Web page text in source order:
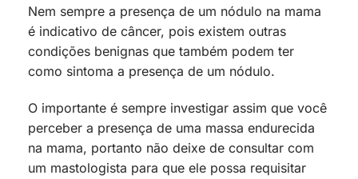
Nem sempre a presença de um nódulo na mama
é indicativo de câncer, pois existem outras
condições benignas que também podem ter
como sintoma a presença de um nódulo.
O importante é sempre investigar assim que você
perceber a presença de uma massa endurecida
na mama, portanto não deixe de consultar com
um mastologista para que ele possa requisitar